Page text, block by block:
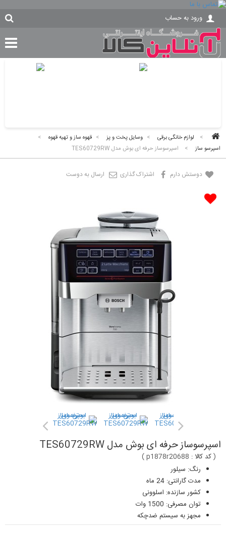
ورود به حساب
> لوازم خانگی برقی > وسایل پخت و پز > قهوه ساز و تهیه قهوه
>
اسپرسو ساز
> اسپرسوساز حرفه ای بوش مدل TES60729RW
دوستش دارم اشتراک گذاری ارسال به دوست
اسپرسوساز حرفه ای بوش مدل TES60729RW
(کد کالا : p1878r20688
)
رنگ: سیلور
مدت گارانتی: 24 ماه
کشور سازنده: اسلوونی
توان مصرفی: 1500 وات
مجهز به سیستم ضدچکه